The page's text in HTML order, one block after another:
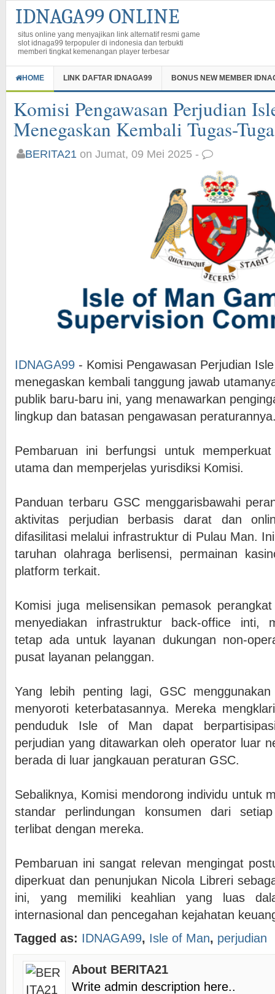
IDNAGA99 ONLINE
situs online yang menyajikan link alternatif resmi game
slot idnaga99 terpopuler di indonesia dan terbukti
memberi tingkat kemenangan player terbesar
HOME LINK DAFTAR IDNAGA99 BONUS NEW MEMBER
Komisi Pengawasan Perjudian
Menegaskan Kembali Tugas-
BERITA21 on Jumat, 09 Mei 2025 -
IDNAGA99 - Komisi Pengawasan Perjudian
menegaskan kembali tanggung jawab
publik baru-baru ini, yang menawarkan
lingkup dan batasan pengawasan
Pembaruan ini berfungsi untuk
utama dan memperjelas yurisdiksi Komisi.
Panduan terbaru GSC menggarisbawahi
aktivitas perjudian berbasis darat dan
difasilitasi melalui infrastruktur di Pulau Man.
taruhan olahraga berlisensi, permainan
platform terkait.
Komisi juga melisensikan pemasok
menyediakan infrastruktur back-office inti,
tetap ada untuk layanan dukungan non-
pusat layanan pelanggan.
Yang lebih penting lagi, GSC
menyoroti keterbatasannya. Mereka
penduduk Isle of Man dapat
perjudian yang ditawarkan oleh operator luar
berada di luar jangkauan peraturan GSC.
Sebaliknya, Komisi mendorong individu untuk
standar perlindungan konsumen dari
terlibat dengan mereka.
Pembaruan ini sangat relevan mengingat
diperkuat dan penunjukan Nicola Libreri
ini, yang memiliki keahlian yang luas
internasional dan pencegahan kejahatan
Tagged as: IDNAGA99, Isle of Man, perjudian
About BERITA21
Write admin description here..